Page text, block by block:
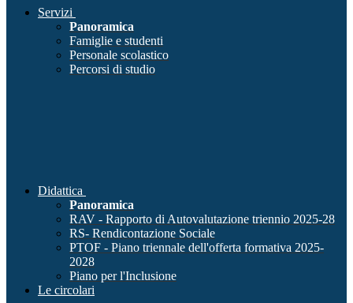
Servizi
Panoramica
Famiglie e studenti
Personale scolastico
Percorsi di studio
Didattica
Panoramica
RAV - Rapporto di Autovalutazione triennio 2025-28
RS- Rendicontazione Sociale
PTOF - Piano triennale dell'offerta formativa 2025-
2028
Piano per l'Inclusione
Le circolari